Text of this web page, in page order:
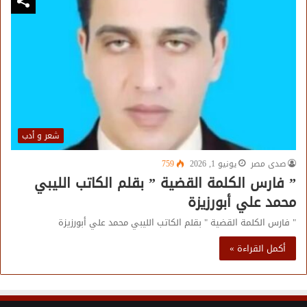
شعر و أدب
صدى مصر
يونيو 1, 2026 759
” فارس الكلمة القضية ” بقلم الكاتب الليبي
محمد علي أبورزيزة
" فارس الكلمة القضية " بقلم الكاتب الليبي محمد علي أبورزيزة
أكمل القراءة »